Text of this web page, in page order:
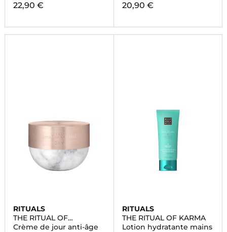
22,90 € 20,90 €
RITUALS
THE RITUAL OF
NAMASTE
Crème de jour anti-âge
RITUALS
THE RITUAL OF KARMA
Lotion hydratante mains